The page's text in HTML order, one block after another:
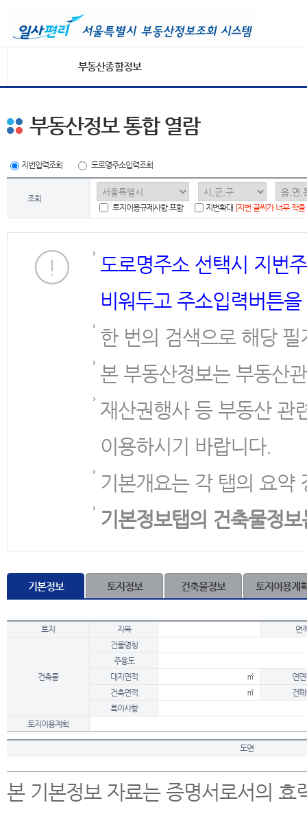
부동산종합정보
부동산정보 통합 열람
지번입력조회 도로명주소입력조회
조회
토지이용규제사항 포함
지번확대 [지번 글씨가 너무 작
도로명주소 선택시 지번
비워두고 주소입력버튼
한 번의 검색으로 해당
본 부동산정보는 부동산
재산권행사 등 부동산 관
이용하시기 바랍니다.
기본개요는 각 탭의 요약
기본정보탭의 건축물정
기본정보 토지정보 건축물정보 토지이용계
토지 지목 면
건축물
건물명칭
주용도
대지면적
㎡
연
건축면적
㎡
건
특이사항
토지이용계획
도면
본 기본정보 자료는 증명서로서의 효